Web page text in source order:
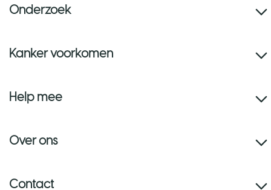
Onderzoek
Kanker voorkomen
Help mee
Over ons
Contact